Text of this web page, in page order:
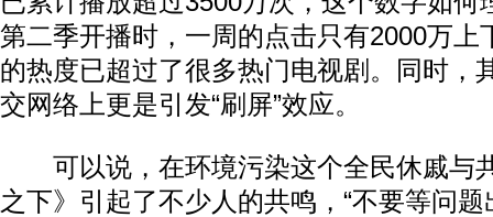
第二季开播时，一周的点击只有2000万上
的热度已超过了很多热门电视剧。同时，
交网络上更是引发“刷屏”效应。
可以说，在环境污染这个全民休戚与
之下》引起了不少人的共鸣，“不要等问